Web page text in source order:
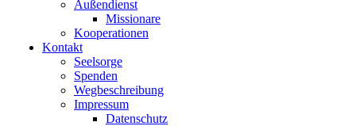
Außendienst
Missionare
Kooperationen
Kontakt
Seelsorge
Spenden
Wegbeschreibung
Impressum
Datenschutz